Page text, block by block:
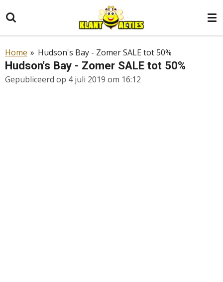
direct
naar
hoofdinhoud
Home » Hudson's Bay - Zomer SALE tot 50%
Hudson's Bay - Zomer SALE tot 50%
Gepubliceerd op 4 juli 2019 om 16:12